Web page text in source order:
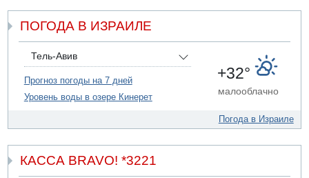
07.08.2026 11:05
Саудовская Аравия опасается нападения хуситов и
иракских ополченцев
07.08.2026 08:29
В Бат-Яме утонул мужчина
07.08.2026 08:29
Стрельба в школе Таиланда
Недалеко от Бейт-Шемеша погиб велосипедист
07.08.2026 06:24
Саудовская Аравия сообщает о нападении хуситов
ПОГОДА В ИЗРАИЛЕ
Тель-Авив
Прогноз погоды на 7 дней
Уровень воды в озере Кинерет
+32°
малооблачно
Погода в Израиле
КАССА BRAVO! *3221